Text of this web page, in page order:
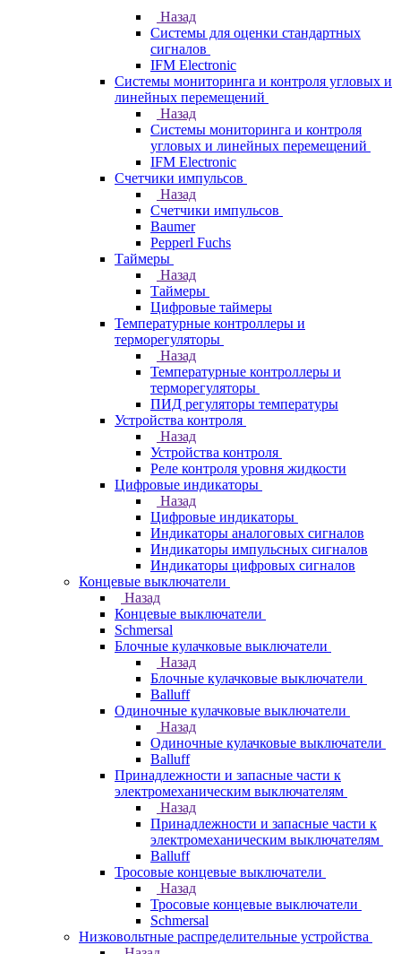
Назад
Системы для оценки стандартных
сигналов
IFM Electronic
Системы мониторинга и контроля угловых и
линейных перемещений
Назад
Системы мониторинга и контроля
угловых и линейных перемещений
IFM Electronic
Счетчики импульсов
Назад
Счетчики импульсов
Baumer
Pepperl Fuchs
Таймеры
Назад
Таймеры
Цифровые таймеры
Температурные контроллеры и
терморегуляторы
Назад
Температурные контроллеры и
терморегуляторы
ПИД регуляторы температуры
Устройства контроля
Назад
Устройства контроля
Реле контроля уровня жидкости
Цифровые индикаторы
Назад
Цифровые индикаторы
Индикаторы аналоговых сигналов
Индикаторы импульсных сигналов
Индикаторы цифровых сигналов
Концевые выключатели
Назад
Концевые выключатели
Schmersal
Блочные кулачковые выключатели
Назад
Блочные кулачковые выключатели
Balluff
Одиночные кулачковые выключатели
Назад
Одиночные кулачковые выключатели
Balluff
Принадлежности и запасные части к
электромеханическим выключателям
Назад
Принадлежности и запасные части к
электромеханическим выключателям
Balluff
Тросовые концевые выключатели
Назад
Тросовые концевые выключатели
Schmersal
Низковольтные распределительные устройства